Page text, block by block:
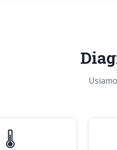
🌡️